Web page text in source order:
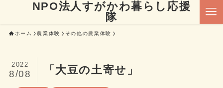
NPO法人すがかわ暮らし応援
隊
ホーム 農業体験 その他の農業体験
「大豆の土寄せ」
2022
8/08